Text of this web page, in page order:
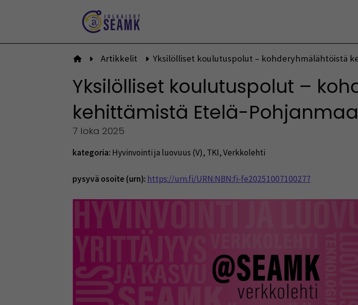
Etusivulle
Artikkelit Yksilölliset koulutuspolut – kohderyhmälähtöistä
Yksilölliset koulutuspolut –
kehittämistä Etelä-
7 loka 2025
kategoria: Hyvinvointi ja luovuus (V), TKI,Verkkolehti
pysyvä osoite (urn): https://urn.fi/URN:NBN:fi-fe20251007100277